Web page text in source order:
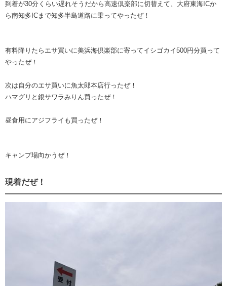
到着が30分くらい遅れそうだから高速倶楽部に切替えて、大府東海ICか
ら南知多ICまで知多半島道路に乗ってやったぜ！
有料降りたらエサ買いに美浜海倶楽部に寄ってイシゴカイ500円分買って
やったぜ！
次は自分のエサ買いに魚太郎本店行ったぜ！
ハマグリと銀サワラみりん買ったぜ！
昼食用にアジフライも買ったぜ！
キャンプ場向かうぜ！
現着だぜ！